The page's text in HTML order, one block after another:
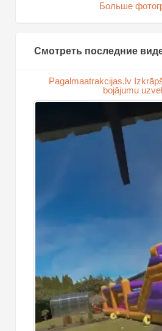
Больше
Смотреть последние
Pagalmaatrakcijas.lv
bojājumu